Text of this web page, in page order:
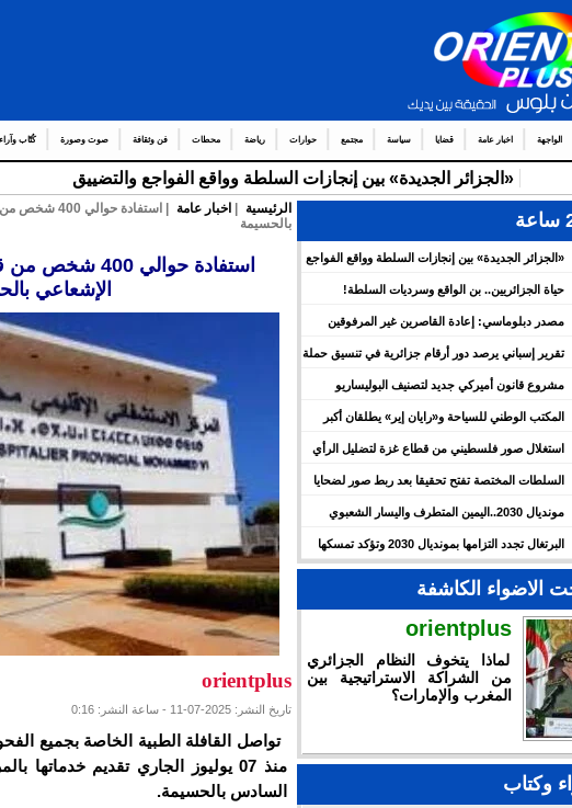
الواجهة اخبار عامة قضايا سياسة مجتمع حوارات رياضة محطات فن وثقافة صوت وصورة كُتّاب وآراء
«الجزائر الجديدة» بين إنجازات السلطة وواقع الفواجع والتضييق
«الجزائر الجديدة» بين إنجازات السلطة وواقع الفواجع
حياة الجزائريين.. بن الواقع وسرديات السلطة!
مصدر دبلوماسي: إعادة القاصرين غير المرفوقين
قائمة على التعليمات الملكية السامية
تقرير إسباني يرصد دور أرقام جزائرية في تنسيق حملة
مشروع قانون أميركي جديد لتصنيف البوليساريو
المكتب الوطني للسياحة و«رايان إير» يطلقان أكبر
شتوي نحو المغرب
استغلال صور فلسطيني من قطاع غزة لتضليل الرأي
أحداث سبتة
السلطات المختصة تفتح تحقيقا بعد ربط صور لضحايا
سبتة
مونديال 2030..اليمين المتطرف واليسار الشعبوي
لاستهداف المغرب
البرتغال تجدد التزامها بمونديال 2030 وتؤكد تمسكها
المغرب وإسبانيا
الاضواء الكاشفة
orientplus
لماذا يتخوف النظام الجزائري
من الشراكة الاستراتيجية بين
المغرب والإمارات؟
وكتاب
الرئيسية اخبار عامة
| استفادة
بالحسيمة
استفادة حوالي
الإشعاعي
orientplus
تاريخ النشر: 2025-07-11 - ساعة النشر: 0:16
تواصل القافلة الطبية الخاصة بجميع
منذ 07 يوليوز الجاري تقديم
السادس بالحسيمة.